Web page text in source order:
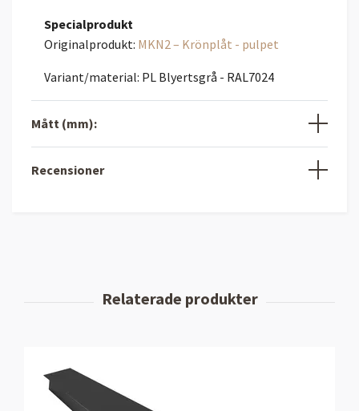
Specialprodukt
Originalprodukt: MKN2 – Krönplåt - pulpet
Variant/material: PL Blyertsgrå - RAL7024
Mått (mm):
Recensioner